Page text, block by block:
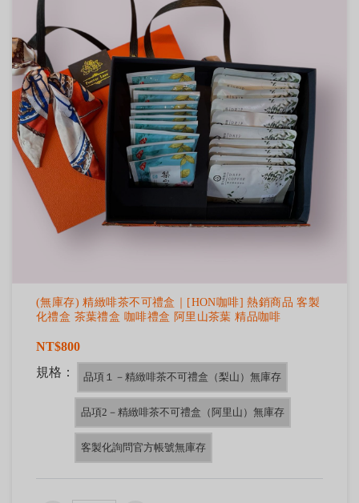
(無庫存) 精緻啡茶不可禮盒｜[HON咖啡] 熱銷商品 客製
化禮盒 茶葉禮盒 咖啡禮盒 阿里山茶葉 精品咖啡
NT$800
規格：
品項１－精緻啡茶不可禮盒（梨山）無庫存
品項2－精緻啡茶不可禮盒（阿里山）無庫存
客製化詢問官方帳號無庫存